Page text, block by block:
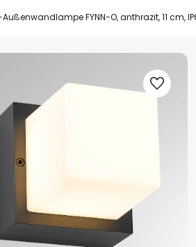
Außenwandlampe FYNN-O, anthrazit, 11 cm,